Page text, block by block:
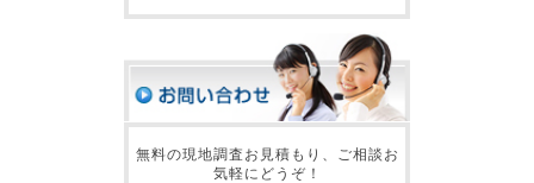
無料の現地調査お見積もり、ご相談お
気軽にどうぞ！